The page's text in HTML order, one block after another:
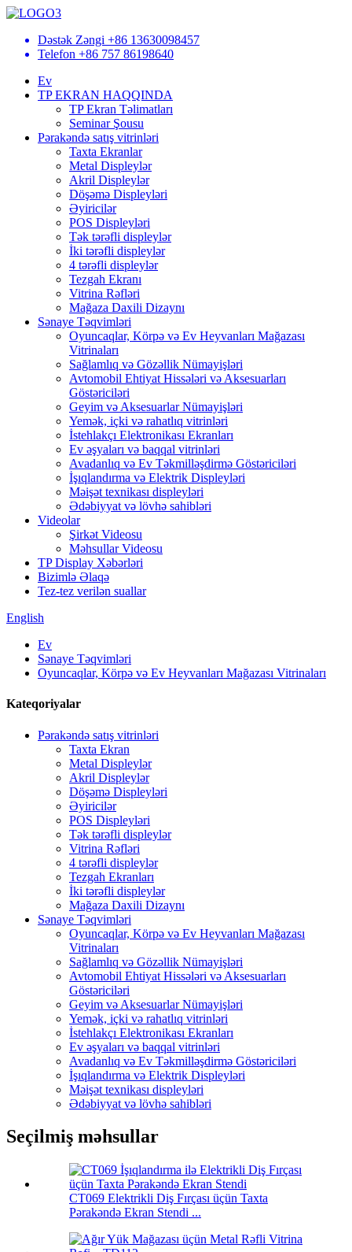
Dəstək Zəngi +86 13630098457
Telefon +86 757 86198640
Ev
TP EKRAN HAQQINDA
TP Ekran Təlimatları
Seminar Şousu
Pərakəndə satış vitrinləri
Taxta Ekranlar
Metal Displeylər
Akril Displeylər
Döşəmə Displeyləri
Əyiricilər
POS Displeyləri
Tək tərəfli displeylər
İki tərəfli displeylər
4 tərəfli displeylər
Tezgah Ekranı
Vitrina Rəfləri
Mağaza Daxili Dizaynı
Sənaye Təqvimləri
Oyuncaqlar, Körpə və Ev Heyvanları Mağazası
Vitrinaları
Sağlamlıq və Gözəllik Nümayişləri
Avtomobil Ehtiyat Hissələri və Aksesuarları
Göstəriciləri
Geyim və Aksesuarlar Nümayişləri
Yemək, içki və rahatlıq vitrinləri
İstehlakçı Elektronikası Ekranları
Ev əşyaları və baqqal vitrinləri
Avadanlıq və Ev Təkmilləşdirmə Göstəriciləri
İşıqlandırma və Elektrik Displeyləri
Məişət texnikası displeyləri
Ədəbiyyat və lövhə sahibləri
Videolar
Şirkət Videosu
Məhsullar Videosu
TP Display Xəbərləri
Bizimlə Əlaqə
Tez-tez verilən suallar
English
Ev
Sənaye Təqvimləri
Oyuncaqlar, Körpə və Ev Heyvanları Mağazası Vitrinaları
Kateqoriyalar
Pərakəndə satış vitrinləri
Taxta Ekran
Metal Displeylər
Akril Displeylər
Döşəmə Displeyləri
Əyiricilər
POS Displeyləri
Tək tərəfli displeylər
Vitrina Rəfləri
4 tərəfli displeylər
Tezgah Ekranları
İki tərəfli displeylər
Mağaza Daxili Dizaynı
Sənaye Təqvimləri
Oyuncaqlar, Körpə və Ev Heyvanları Mağazası
Vitrinaları
Sağlamlıq və Gözəllik Nümayişləri
Avtomobil Ehtiyat Hissələri və Aksesuarları
Göstəriciləri
Geyim və Aksesuarlar Nümayişləri
Yemək, içki və rahatlıq vitrinləri
İstehlakçı Elektronikası Ekranları
Ev əşyaları və baqqal vitrinləri
Avadanlıq və Ev Təkmilləşdirmə Göstəriciləri
İşıqlandırma və Elektrik Displeyləri
Məişət texnikası displeyləri
Ədəbiyyat və lövhə sahibləri
Seçilmiş məhsullar
CT069 Elektrikli Diş Fırçası üçün Taxta
Pərakəndə Ekran Stendi ...